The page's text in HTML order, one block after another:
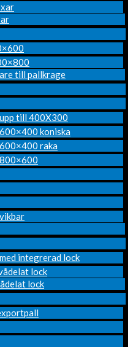
till pallkrage
till 400X300
koniska
raka
integrerad lock
lock
lock